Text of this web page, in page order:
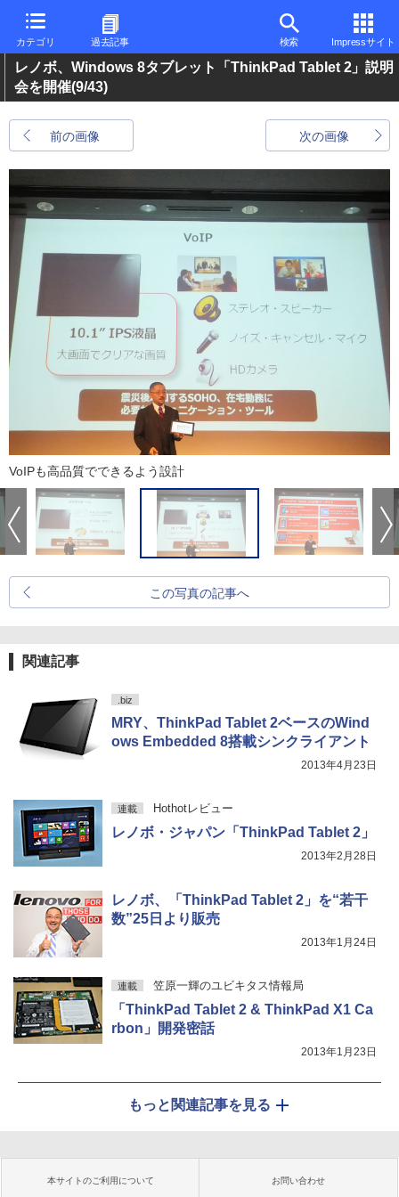
カテゴリ 過去記事 検索 Impressサイト
レノボ、Windows 8タブレット「ThinkPad Tablet 2」説明
会を開催(9/43)
前の画像 次の画像
VoIPも高品質でできるよう設計
この写真の記事へ
関連記事
.biz
MRY、ThinkPad Tablet 2ベースのWind
ows Embedded 8搭載シンクライアント
2013年4月23日
連載 Hothotレビュー
レノボ・ジャパン「ThinkPad Tablet 2」
2013年2月28日
レノボ、「ThinkPad Tablet 2」を“若干
数”25日より販売
2013年1月24日
連載 笠原一輝のユビキタス情報局
「ThinkPad Tablet 2 & ThinkPad X1 Ca
rbon」開発密話
2013年1月23日
もっと関連記事を見る
本サイトのご利用について お問い合わせ